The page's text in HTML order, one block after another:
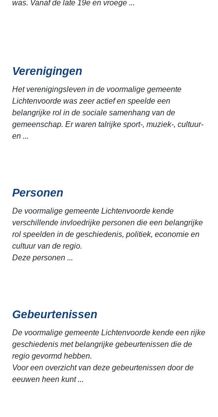
was. Vanaf de late 19e en vroege ...
Verenigingen
Het verenigingsleven in de voormalige gemeente
Lichtenvoorde was zeer actief en speelde een
belangrijke rol in de sociale samenhang van de
gemeenschap. Er waren talrijke sport-, muziek-, cultuur-
en ...
Personen
De voormalige gemeente Lichtenvoorde kende
verschillende invloedrijke personen die een belangrijke
rol speelden in de geschiedenis, politiek, economie en
cultuur van de regio.
Deze personen ...
Gebeurtenissen
De voormalige gemeente Lichtenvoorde kende een rijke
geschiedenis met belangrijke gebeurtenissen die de
regio gevormd hebben.
Voor een overzicht van deze gebeurtenissen door de
eeuwen heen kunt ...